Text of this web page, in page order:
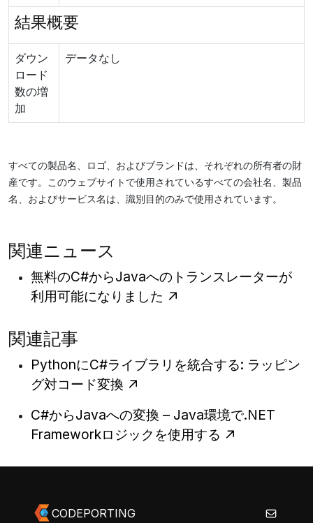
結果概要
ダウン
ロード
数の増
加
データなし
すべての製品名、ロゴ、およびブランドは、それぞれの所有者の財
産です。このウェブサイトで使用されているすべての会社名、製品
名、およびサービス名は、識別目的のみで使用されています。
関連ニュース
無料のC#からJavaへのトランスレーターが
利用可能になりました
関連記事
PythonにC#ライブラリを統合する: ラッピン
グ対コード変換
C#からJavaへの変換 – Java環境で.NET
Frameworkロジックを使用する
CODEPORTING